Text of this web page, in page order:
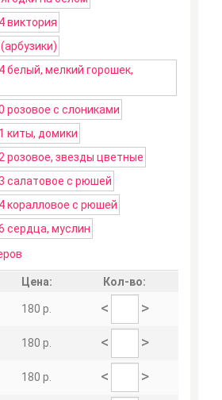
Цена: Кол-во:
180 р. < >
180 р. < >
180 р. < >